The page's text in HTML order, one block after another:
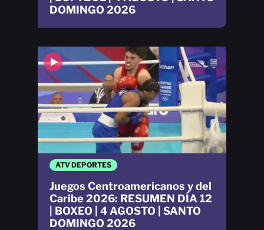
ATV DEPORTES
Juegos Centroamericanos y del
Caribe 2026: RESUMEN DÍA 12
| BOXEO | 4 AGOSTO | SANTO
DOMINGO 2026
DOMINGO 2026